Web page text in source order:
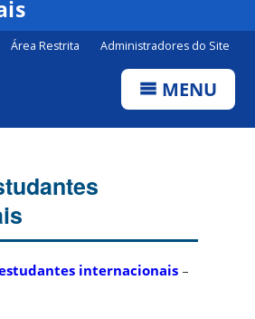
Área Restrita Administradores do Site
MENU
estudantes internacionais –